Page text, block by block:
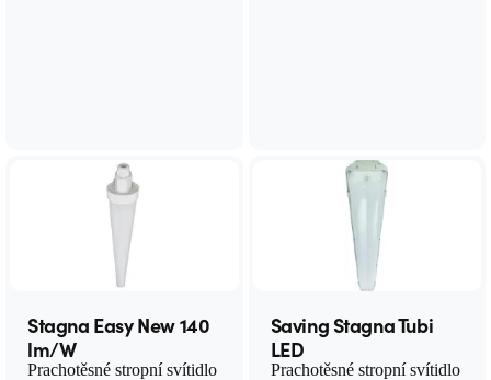
Stagna Easy New 140
lm/W
Prachotěsné stropní svítidlo
Saving Stagna Tubi
LED
Prachotěsné stropní svítidlo